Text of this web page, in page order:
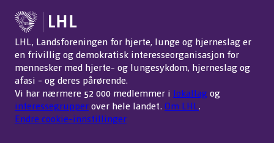
LHL, Landsforeningen for hjerte, lunge og hjerneslag er
en frivillig og demokratisk interesseorganisasjon for
mennesker med hjerte- og lungesykdom, hjerneslag og
afasi - og deres pårørende.
Vi har nærmere 52 000 medlemmer i lokallagog
interessegrupperover hele landet. Om LHL.
Endre cookie-innstillinger